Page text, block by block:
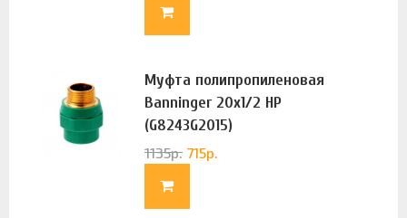
Муфта полипропиленовая
Banninger 20х1/2 НР
(G8243G2015)
1135р. 715р.